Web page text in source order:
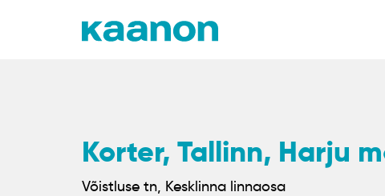
Korter, Tallinn, Harju
Võistluse tn, Kesklinna linnaosa